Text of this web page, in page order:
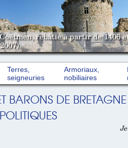
rebâtie à partir de 1406
Terres,
seigneuries
Armoriaux,
nobiliaires
BARONS DE